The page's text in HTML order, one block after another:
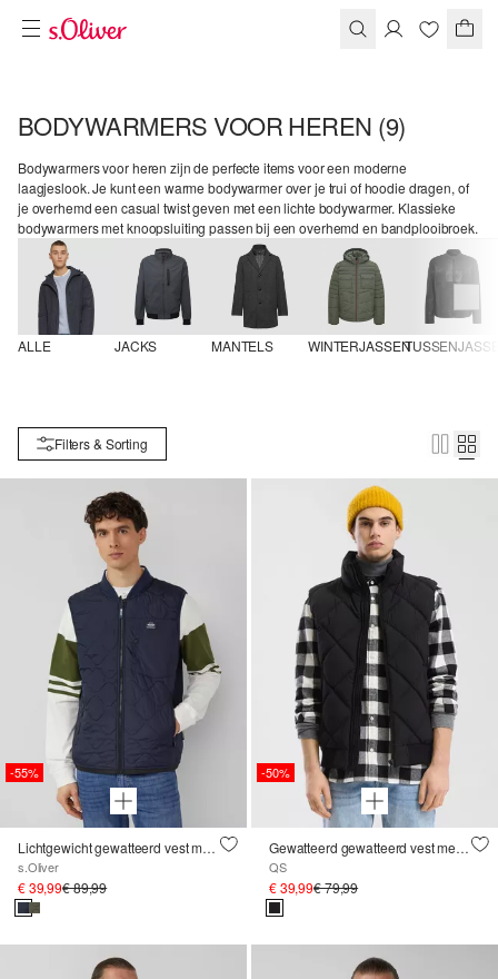
BODYWARMERS VOOR HEREN (9)
Bodywarmers voor heren zijn de perfecte items voor een moderne
laagjeslook. Je kunt een warme bodywarmer over je trui of hoodie dragen, of
je overhemd een casual twist geven met een lichte bodywarmer. Klassieke
bodywarmers met knoopsluiting passen bij een overhemd en bandplooibroek.
ALLE JACKS MANTELS WINTERJASSEN
Filters & Sorting
-55%
Lichtgewicht gewatteerd vest met bomberkraag in werkkledingstijl
s.Oliver
€ 39,99€ 89,99
-50%
Gewatteerd gewatteerd vest met steekzakken
QS
€ 39,99€ 79,99